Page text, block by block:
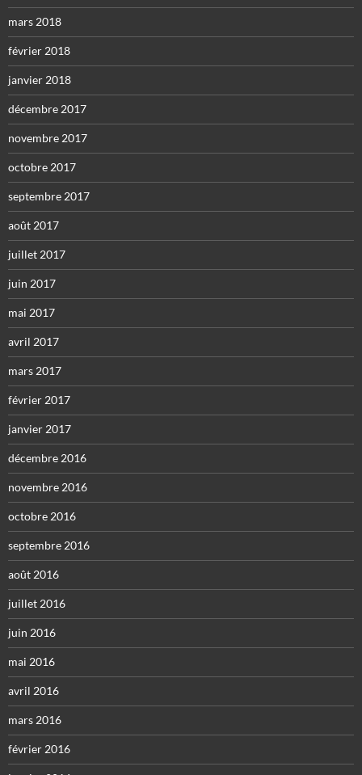
mars 2018
février 2018
janvier 2018
décembre 2017
novembre 2017
octobre 2017
septembre 2017
août 2017
juillet 2017
juin 2017
mai 2017
avril 2017
mars 2017
février 2017
janvier 2017
décembre 2016
novembre 2016
octobre 2016
septembre 2016
août 2016
juillet 2016
juin 2016
mai 2016
avril 2016
mars 2016
février 2016